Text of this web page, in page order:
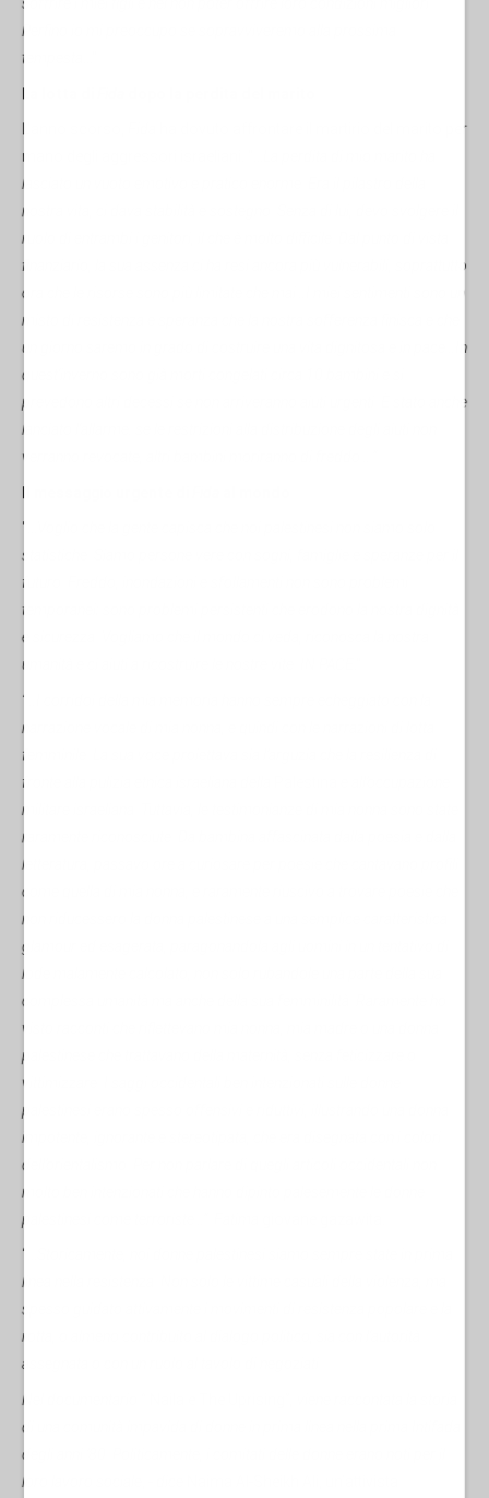
Perfino io mi preoccupo se sopravviveremo alla prossima
tempesta
ha dovuto affrontare il martirio del marito per
mano degli aggressori israeliani. "…
lasciato un vuoto emotivo e pratico enorme. Era il pilastro della
nostra vita, ci dava stabilità e sostegno. Senza di lui, devo svolgere il
ruolo di entrambi i genitori, il che è molto difficile. Dal punto di vista
finanziario, la sua assenza ci ha resi ancora più vulnerabili, soprattutto
ora che le risorse sono più limitate che mai…I miei sentimenti sono un
misto di resistenza e speranza che la nostra sofferenza finisca e che
un giorno saremo in grado di costruire una vita dignitosa e in pace…In
quest'inverno sono già morti congelati circa 10 bambini e si
prevedono altri decessi se non arriveranno aiuti urgenti. È stato anche
lanciato l'allarme: se le restrizioni alla distribuzione degli aiuti non
verranno revocate, altri bambini moriranno di freddo….”.
"…
statistiche. Siamo persone vere con sogni, famiglie e speranze per il
futuro. Freddo, inondazioni e sfollamenti non sono problemi
temporanei; sono problemi persistenti che erodono la nostra dignità
e sicurezza. Vogliamo che il mondo ci veda, riconosca la nostra
umanità e ci aiuti a ricostruire le nostre vite..IN PACE
“…I corridoi della mia memoria hanno sempre echeggiato con la
narrazione vocale di mia nonna, e quindi con le narrazioni di lotta
femminile. La sua voce proiettava sia l’arguzia che la resilienza di
fronte alla pulizia etnica israeliana della
militare israeliana. Tuttavia, le testimonianze di mia nonna sono state
raramente riconosciute.
letteratura, passavo ore a curiosare per poesie che cantavano profili
come quella di mia nonna, e raramente riuscivo a trovare poesie che
non riducessero la donna palestinese a una semplice caratteristica
glamour ed esagerata, paragonandola agli uomini in un tentativo di
lode malamente calcolato, non solo rubandole una parte della sua
complessa umanità ma anche della sua femminilità. Raramente ho
visto racconti che riflettevano mia nonna, mia madre o una donna
palestinese che trattavano della maternità, senza feticizzare o
vittimizzare. I saggi occidentali ben intenzionati sulle donne
palestinesi erano spesso offensivi e riduttivi, illustrando una donna
impotente, ignorante e stereotipata, che era disegnata con i colori
dell’orientalismo. Per non parlare di quegli articoli occidentali non
molto ben intenzionati che hanno dipinto palesemente le donne
palestinesi come terroriste…”. Fatima
“…
linea nella resistenza. Non solo le vittime casuali della violenza, ma
spesso guidato attivamente i movimenti di resistenza popolare e la
rotta, o almeno contribuito al dialogo politico, sia con l'autorità
assegnata o con un ruolo al tavolo di negoziati
Nel documentario
di una comunità impavida di donne in prima linea nella prima Intifada
degli anni ’80. Politicamente, i comitati delle donne erano noti per il
loro lavoro sociale